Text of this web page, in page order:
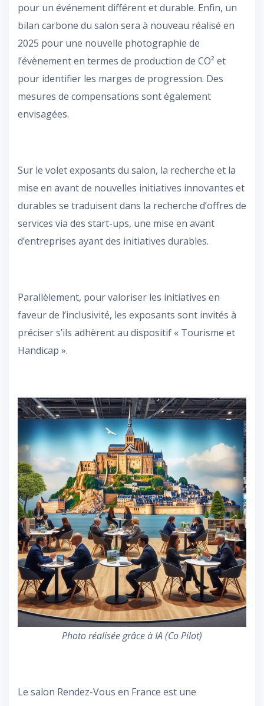
pour un événement différent et durable. Enfin, un
bilan carbone du salon sera à nouveau réalisé en
2025 pour une nouvelle photographie de
l’évènement en termes de production de CO² et
pour identifier les marges de progression. Des
mesures de compensations sont également
envisagées.
Sur le volet exposants du salon, la recherche et la
mise en avant de nouvelles initiatives innovantes et
durables se traduisent dans la recherche d’offres de
services via des start-ups, une mise en avant
d’entreprises ayant des initiatives durables.
Parallèlement, pour valoriser les initiatives en
faveur de l’inclusivité, les exposants sont invités à
préciser s’ils adhèrent au dispositif « Tourisme et
Handicap ».
Photo réalisée grâce à IA (Co Pilot)
Le salon Rendez-Vous en France est une